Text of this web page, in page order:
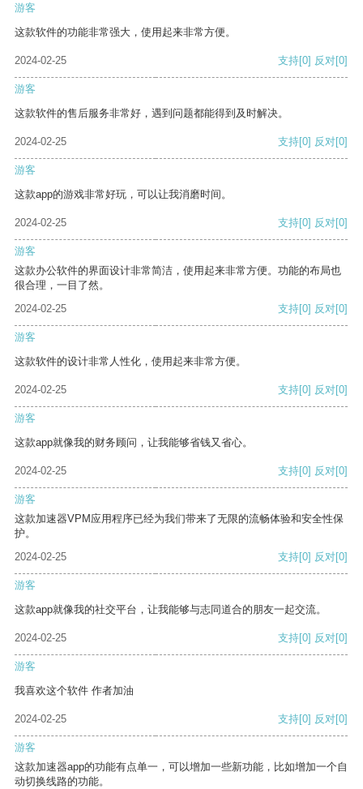
游客
这款软件的功能非常强大，使用起来非常方便。
2024-02-25 支持[0] 反对[0]
游客
这款软件的售后服务非常好，遇到问题都能得到及时解决。
2024-02-25 支持[0] 反对[0]
游客
这款app的游戏非常好玩，可以让我消磨时间。
2024-02-25 支持[0] 反对[0]
游客
这款办公软件的界面设计非常简洁，使用起来非常方便。功能的布局也
很合理，一目了然。
2024-02-25
支持[0] 反对[0]
游客
这款软件的设计非常人性化，使用起来非常方便。
2024-02-25 支持[0] 反对[0]
游客
这款app就像我的财务顾问，让我能够省钱又省心。
2024-02-25 支持[0] 反对[0]
游客
这款加速器VPM应用程序已经为我们带来了无限的流畅体验和安全性保
护。
2024-02-25
支持[0] 反对[0]
游客
这款app就像我的社交平台，让我能够与志同道合的朋友一起交流。
2024-02-25 支持[0] 反对[0]
游客
我喜欢这个软件 作者加油
2024-02-25 支持[0] 反对[0]
游客
这款加速器app的功能有点单一，可以增加一些新功能，比如增加一个自
动切换线路的功能。